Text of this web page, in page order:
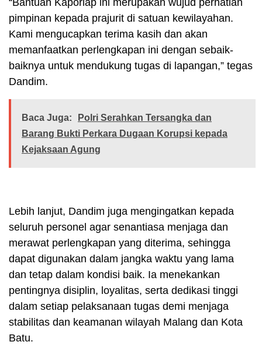
“Bantuan Kaporlap ini merupakan wujud perhatian
pimpinan kepada prajurit di satuan kewilayahan.
Kami mengucapkan terima kasih dan akan
memanfaatkan perlengkapan ini dengan sebaik-
baiknya untuk mendukung tugas di lapangan,” tegas
Dandim.
Baca Juga:
Polri Serahkan Tersangka dan
Barang Bukti Perkara Dugaan Korupsi kepada
Kejaksaan Agung
Lebih lanjut, Dandim juga mengingatkan kepada
seluruh personel agar senantiasa menjaga dan
merawat perlengkapan yang diterima, sehingga
dapat digunakan dalam jangka waktu yang lama
dan tetap dalam kondisi baik. Ia menekankan
pentingnya disiplin, loyalitas, serta dedikasi tinggi
dalam setiap pelaksanaan tugas demi menjaga
stabilitas dan keamanan wilayah Malang dan Kota
Batu.